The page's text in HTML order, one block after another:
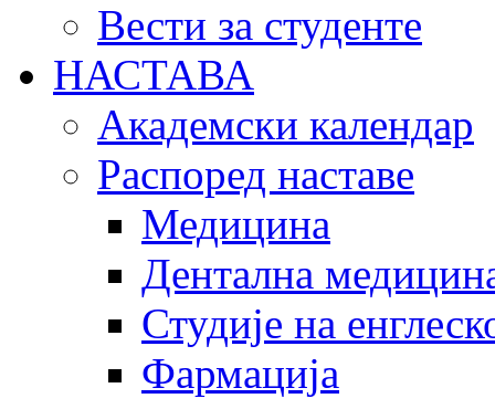
Вести за студенте
НАСТАВА
Академски календар
Распоред наставе
Медицина
Дентална
Студије на
Фармација